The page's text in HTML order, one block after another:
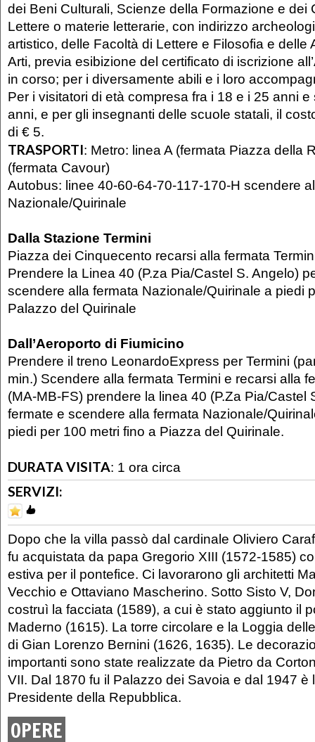
dei Beni Culturali, Scienze della Formazione e dei
Lettere o materie letterarie, con indirizzo
artistico, delle Facoltà di Lettere e Filosofia e delle
Arti, previa esibizione del certificato di iscrizione
in corso; per i diversamente abili e i loro
Per i visitatori di età compresa fra i 18 e i 25 anni
anni, e per gli insegnanti delle scuole statali, il
di € 5.
TRASPORTI: Metro: linea A (fermata Piazza della
(fermata Cavour)
Autobus: linee 40-60-64-70-117-170-H scendere
Nazionale/Quirinale
Dalla Stazione Termini
Piazza dei Cinquecento recarsi alla fermata
Prendere la Linea 40 (P.za Pia/Castel S. Angelo)
scendere alla fermata Nazionale/Quirinale a piedi
Palazzo del Quirinale
Dall’Aeroporto di Fiumicino
Prendere il treno LeonardoExpress per Termini
min.) Scendere alla fermata Termini e recarsi alla
(MA-MB-FS) prendere la linea 40 (P.Za Pia/Castel
fermate e scendere alla fermata Nazionale/
piedi per 100 metri fino a Piazza del Quirinale.
DURATA VISITA: 1 ora circa
SERVIZI:
Dopo che la villa passò dal cardinale Oliviero
fu acquistata da papa Gregorio XIII (1572-1585)
estiva per il pontefice. Ci lavorarono gli architetti
Vecchio e Ottaviano Mascherino. Sotto Sisto V,
costruì la facciata (1589), a cui è stato aggiunto il
Maderno (1615). La torre circolare e la Loggia
di Gian Lorenzo Bernini (1626, 1635). Le
importanti sono state realizzate da Pietro da
VII. Dal 1870 fu il Palazzo dei Savoia e dal 1947 è
Presidente della Repubblica.
OPERE